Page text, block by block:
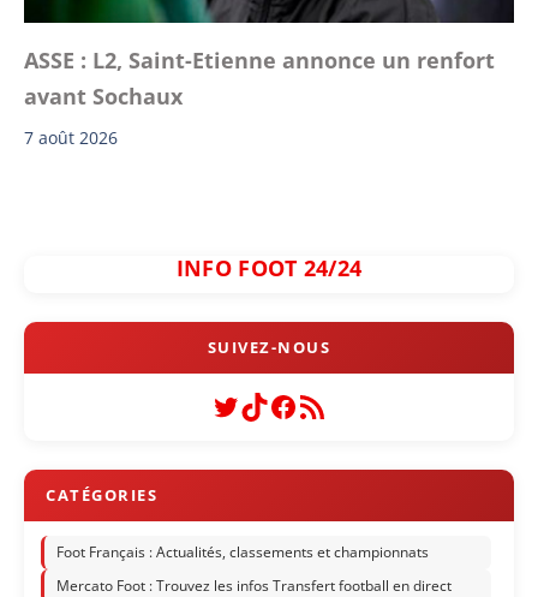
ASSE : L2, Saint-Etienne annonce un renfort
avant Sochaux
7 août 2026
INFO FOOT 24/24
Twitter
TikTok
Facebook
Flux RSS
Foot Français : Actualités, classements et championnats
Mercato Foot : Trouvez les infos Transfert football en direct